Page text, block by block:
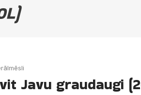
Javu graudaugi